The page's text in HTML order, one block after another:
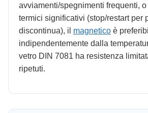
avviamenti/spegnimenti frequenti,
termici significativi (stop/restart per
discontinua), il magnetico è
indipendentemente dalla
vetro DIN 7081 ha resistenza
ripetuti.